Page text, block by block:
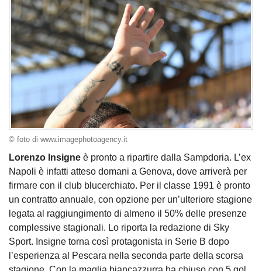
© foto di www.imagephotoagency.it
Lorenzo Insigne è pronto a ripartire dalla Sampdoria. L’ex
Napoli è infatti atteso domani a Genova, dove arriverà per
firmare con il club blucerchiato. Per il classe 1991 è pronto
un contratto annuale, con opzione per un’ulteriore stagione
legata al raggiungimento di almeno il 50% delle presenze
complessive stagionali. Lo riporta la redazione di Sky
Sport. Insigne torna così protagonista in Serie B dopo
l’esperienza al Pescara nella seconda parte della scorsa